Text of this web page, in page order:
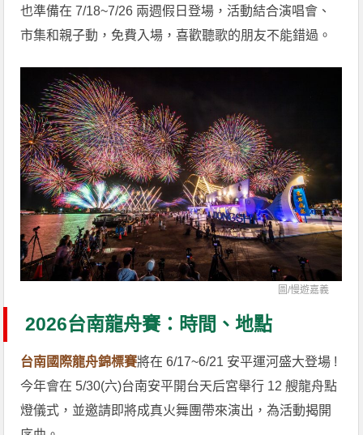
也準備在 7/18~7/26 兩週假日登場，活動結合演唱會、
市集和親子動，免費入場，喜歡聽歌的朋友不能錯過。
圖/慢遊嘉義
2026台南龍舟賽：時間、地點
台南國際龍舟錦標賽將在 6/17~6/21 安平運河盛大登場 !
今年會在 5/30(六)台南安平開台天后宮舉行 12 艘龍舟點
燈儀式，並邀請即將成真火舞團帶來演出，為活動揭開